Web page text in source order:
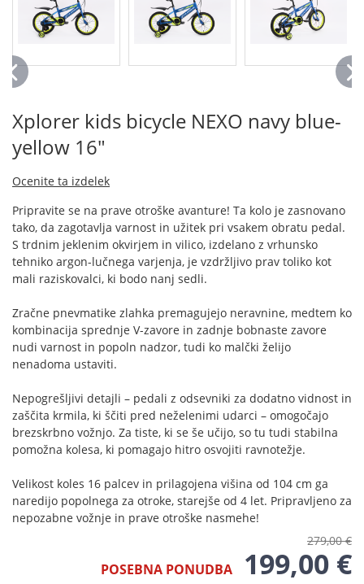
Xplorer kids bicycle NEXO navy blue-
yellow 16"
Ocenite ta izdelek
Pripravite se na prave otroške avanture! Ta kolo je zasnovano
tako, da zagotavlja varnost in užitek pri vsakem obratu pedal.
S trdnim jeklenim okvirjem in vilico, izdelano z vrhunsko
tehniko argon-lučnega varjenja, je vzdržljivo prav toliko kot
mali raziskovalci, ki bodo nanj sedli.
Zračne pnevmatike zlahka premagujejo neravnine, medtem ko
kombinacija sprednje V-zavore in zadnje bobnaste zavore
nudi varnost in popoln nadzor, tudi ko malčki želijo
nenadoma ustaviti.
Nepogrešljivi detajli – pedali z odsevniki za dodatno vidnost in
zaščita krmila, ki ščiti pred neželenimi udarci – omogočajo
brezskrbno vožnjo. Za tiste, ki se še učijo, so tu tudi stabilna
pomožna kolesa, ki pomagajo hitro osvojiti ravnotežje.
Velikost koles 16 palcev in prilagojena višina od 104 cm ga
naredijo popolnega za otroke, starejše od 4 let. Pripravljeno za
nepozabne vožnje in prave otroške nasmehe!
279,00 €
POSEBNA PONUDBA 199,00 €